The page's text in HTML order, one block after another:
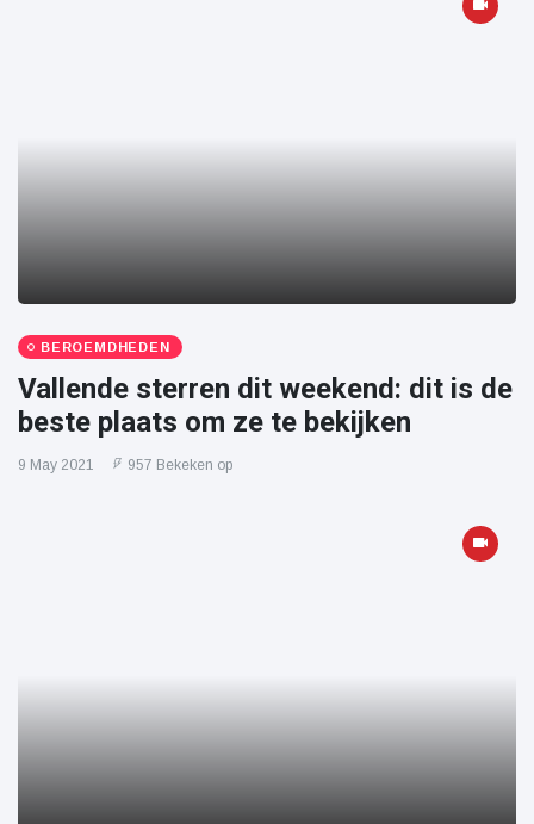
BEROEMDHEDEN
Vallende sterren dit weekend: dit is de
beste plaats om ze te bekijken
9 May 2021 957 Bekeken op